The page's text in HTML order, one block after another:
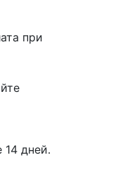
при
14 дней.